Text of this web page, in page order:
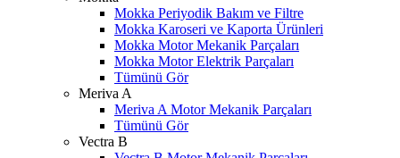
Mokka Periyodik Bakım ve Filtre
Mokka Karoseri ve Kaporta Ürünleri
Mokka Motor Mekanik Parçaları
Mokka Motor Elektrik Parçaları
Tümünü Gör
Meriva A
Meriva A Motor Mekanik Parçaları
Tümünü Gör
Vectra B